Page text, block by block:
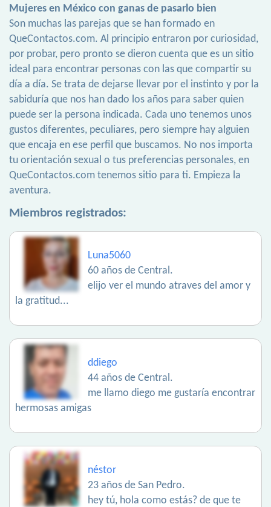
Mujeres en México con ganas de pasarlo bien
Son muchas las parejas que se han formado en
QueContactos.com. Al principio entraron por curiosidad,
por probar, pero pronto se dieron cuenta que es un sitio
ideal para encontrar personas con las que compartir su
día a día. Se trata de dejarse llevar por el instinto y por la
sabiduría que nos han dado los años para saber quien
puede ser la persona indicada. Cada uno tenemos unos
gustos diferentes, peculiares, pero siempre hay alguien
que encaja en ese perfil que buscamos. No nos importa
tu orientación sexual o tus preferencias personales, en
QueContactos.com tenemos sitio para ti. Empieza la
aventura.
Miembros registrados:
Luna5060
60 años de Central.
elijo ver el mundo atraves del amor y
la gratitud...
ddiego
44 años de Central.
me llamo diego me gustaría encontrar
hermosas amigas
néstor
23 años de San Pedro.
hey tú, hola como estás? de que te